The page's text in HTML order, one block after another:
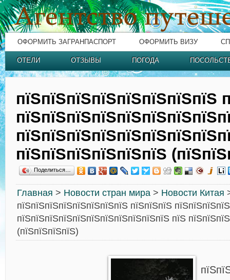
ОФОРМИТЬ ЗАГРАНПАСПОРТ ОФОРМИТЬ ВИЗУ
ОТЕЛИ ОТЗЫВЫ ПОГОДА
пїЅпїЅпїЅпїЅпїЅпїЅпїЅпїЅ
пїЅпїЅпїЅпїЅпїЅпїЅ
Поделиться…
Главная > Новости стран мира > Новости Китая
пїЅпїЅпїЅпїЅпїЅпїЅпїЅпїЅ пїЅпїЅпїЅ
пїЅпїЅпїЅпїЅпїЅпїЅпїЅпїЅпїЅпїЅпїЅ пїЅ
(пїЅпїЅпїЅпїЅ)